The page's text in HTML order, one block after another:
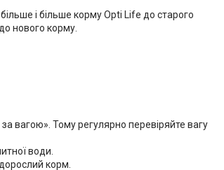
і більше корму Opti Life до старого
нового корму.
вагою». Тому регулярно перевіряйте вагу
води.
корм.